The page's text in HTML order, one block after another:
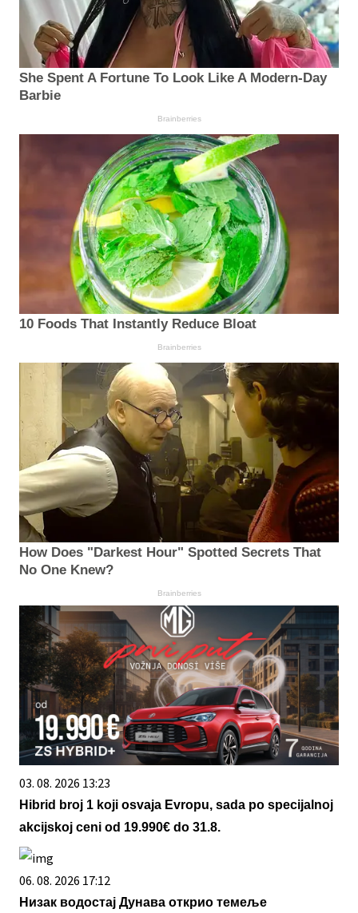
She Spent A Fortune To Look Like A Modern-Day
Barbie
Brainberries
10 Foods That Instantly Reduce Bloat
Brainberries
How Does "Darkest Hour" Spotted Secrets That
No One Knew?
Brainberries
03. 08. 2026 13:23
Hibrid broj 1 koji osvaja Evropu, sada po specijalnoj
akcijskoj ceni od 19.990€ do 31.8.
06. 08. 2026 17:12
Низак водостај Дунава открио темеље